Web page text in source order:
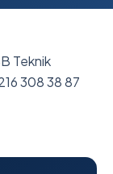
Teknik
308 38 87